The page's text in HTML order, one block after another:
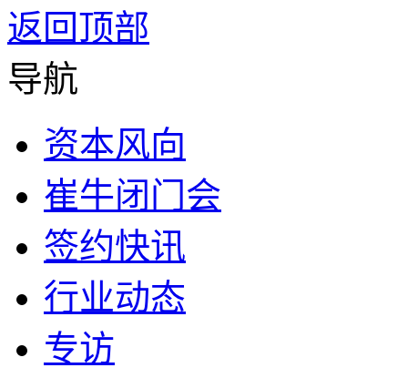
返回顶部
导航
资本风向
崔牛闭门会
签约快讯
行业动态
专访